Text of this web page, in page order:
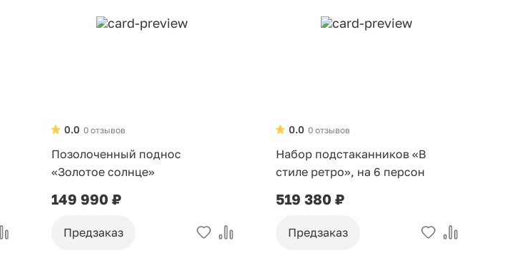
0 отзывов
0.0
Позолоченный поднос
«Золотое солнце»
149 990 ₽
Предзаказ
0 отзывов
0.0
Набор подстаканников «В
стиле ретро», на 6 персон
519 380 ₽
Предзаказ